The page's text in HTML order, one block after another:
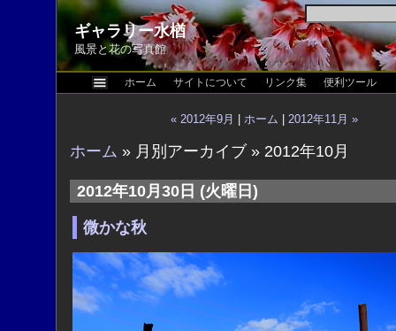
ギャラリー水楢
風景と花の写真館
ホーム サイトについて リンク集 便利ツール
« 2012年9月 ホーム 2012年11月 »
ホーム » 月別アーカイブ » 2012年10月
2012年10月30日 (火曜日)
微かな秋